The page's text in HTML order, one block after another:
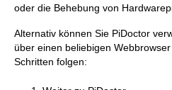
oder die Behebung von
Alternativ können Sie PiDoctor
über einen beliebigen
Schritten folgen: